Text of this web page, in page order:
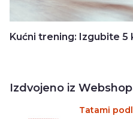
Kućni trening: Izgubite 5
Izdvojeno iz
Tatami